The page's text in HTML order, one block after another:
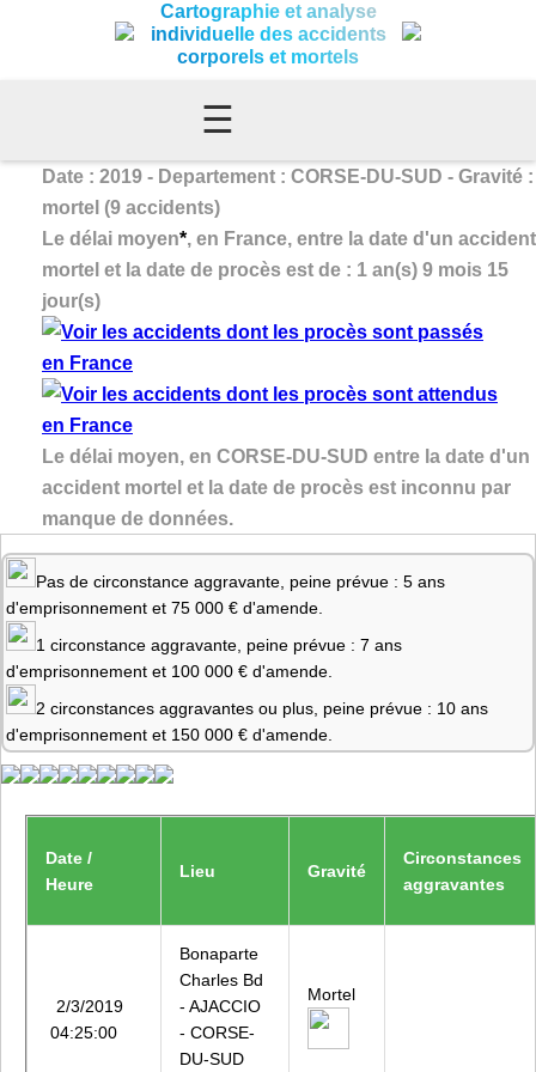
Cartographie et analyse
individuelle des accidents
corporels et mortels
☰
Date : 2019 - Departement : CORSE-DU-SUD - Gravité :
mortel (9 accidents)
Le délai moyen*, en France, entre la date d'un accident
mortel et la date de procès est de : 1 an(s) 9 mois 15
jour(s)
Le délai moyen, en CORSE-DU-SUD entre la date d'un
accident mortel et la date de procès est inconnu par
manque de données.
Pas de circonstance aggravante, peine prévue : 5 ans
d'emprisonnement et 75 000 € d'amende.
1 circonstance aggravante, peine prévue : 7 ans
d'emprisonnement et 100 000 € d'amende.
2 circonstances aggravantes ou plus, peine prévue : 10 ans
d'emprisonnement et 150 000 € d'amende.
Date /
Heure
Lieu Gravité
Circonstances
aggravantes
2/3/2019
04:25:00
Bonaparte
Charles Bd
- AJACCIO
- CORSE-
DU-SUD
Mortel